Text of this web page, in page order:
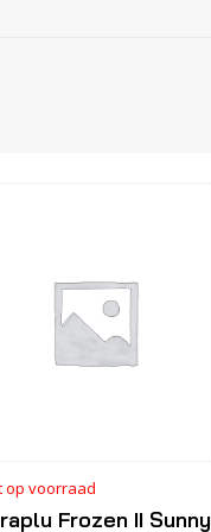
op voorraad
Frozen II Sunny